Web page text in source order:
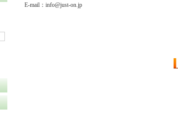
E-mail：info@just-on.jp